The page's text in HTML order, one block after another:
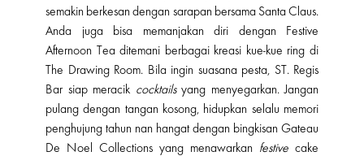
semakin berkesan dengan sarapan bersama Santa Claus.
Anda juga bisa memanjakan diri dengan Festive
Afternoon Tea ditemani berbagai kreasi kue-kue ring di
The Drawing Room. Bila ingin suasana pesta, ST. Regis
Bar siap meracik cocktailsyang menyegarkan. Jangan
pulang dengan tangan kosong, hidupkan selalu memori
penghujung tahun nan hangat dengan bingkisan Gateau
De Noel Collections yang menawarkan festive cake